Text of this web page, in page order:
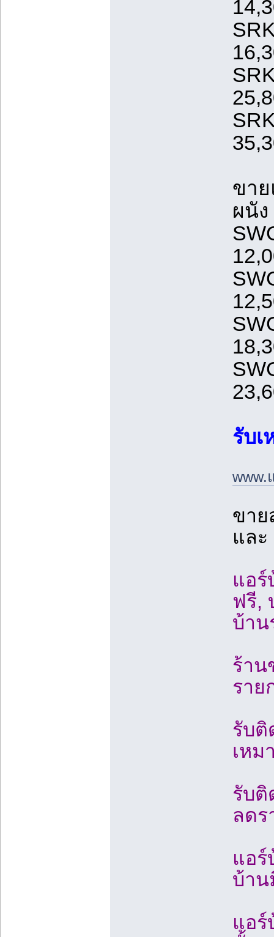
ขาย
ผนั
รับเ
www.
ขาย
แล
แอ
ฟรี,
บ้าน
ร้าน
ราย
รับติ
เหม
รับติ
ลดร
แอ
บ้าน
แอร์